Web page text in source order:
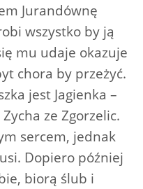
Jurandównę
wszystko by ją
mu udaje okazuje
chora by przeżyć.
jest Jagienka –
ze Zgorzelic.
sercem, jednak
Dopiero później
biorą ślub i